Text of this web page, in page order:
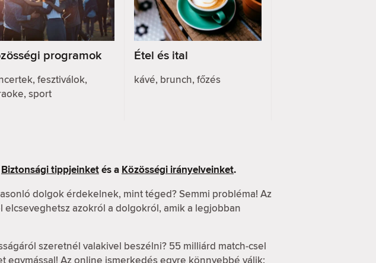
programok
fesztiválok,
sport
Étel és ital
kávé, brunch, főzés
Biztonsági tippjeinketés a Közösségi irányelveinket.
dolgok érdekelnek, mint téged? Semmi probléma! Az
azokról a dolgokról, amik a legjobban
szeretnél valakivel beszélni? 55 milliárd match-csel
Az online ismerkedés egyre könnyebbé válik: